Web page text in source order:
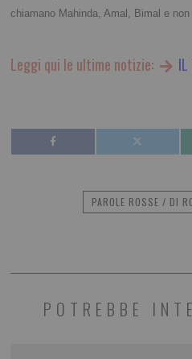
chiamano Mahinda, Amal, Bimal e non
Leggi qui le ultime notizie: IL
PAROLE ROSSE / DI
POTREBBE